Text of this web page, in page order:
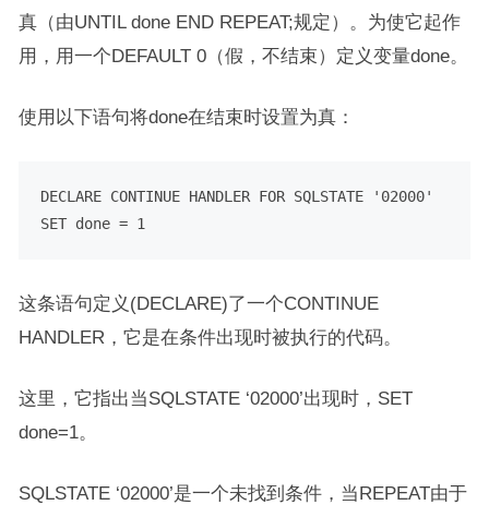
真（由UNTIL done END REPEAT;规定）。为使它起作
用，用一个DEFAULT 0（假，不结束）定义变量done。
使用以下语句将done在结束时设置为真：
DECLARE CONTINUE HANDLER FOR SQLSTATE
'02000'
SET done = 1
这条语句定义(DECLARE)了一个CONTINUE
HANDLER，它是在条件出现时被执行的代码。
这里，它指出当SQLSTATE ‘02000’出现时，SET
done=1。
SQLSTATE ‘02000’是一个未找到条件，当REPEAT由于